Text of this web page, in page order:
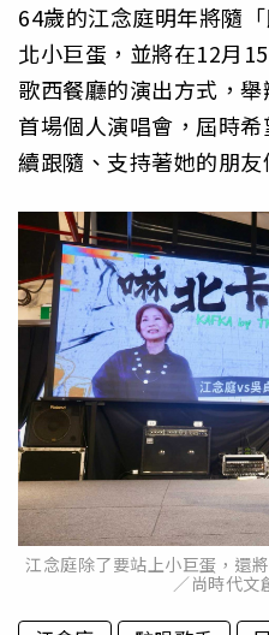
64歲的江念庭明年將隨
北小巨蛋，並將在12月
歌西餐廳的演出方式，
首場個人演唱會，屆時
續跟隨、支持著她的朋友
江念庭除了要站上小巨蛋，還
／尚時代文